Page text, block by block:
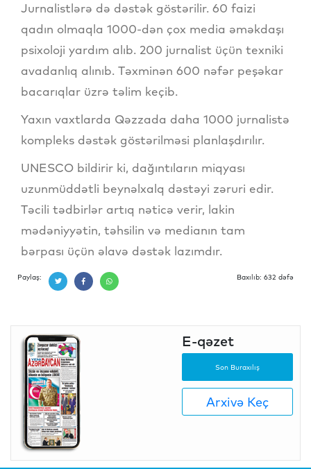
Jurnalistlərə də dəstək göstərilir. 60 faizi
qadın olmaqla 1000-dən çox media əməkdaşı
psixoloji yardım alıb. 200 jurnalist üçün texniki
avadanlıq alınıb. Təxminən 600 nəfər peşəkar
bacarıqlar üzrə təlim keçib.
Yaxın vaxtlarda Qəzzada daha 1000 jurnalistə
kompleks dəstək göstərilməsi planlaşdırılır.
UNESCO bildirir ki, dağıntıların miqyası
uzunmüddətli beynəlxalq dəstəyi zəruri edir.
Təcili tədbirlər artıq nəticə verir, lakin
mədəniyyətin, təhsilin və medianın tam
bərpası üçün əlavə dəstək lazımdır.
Paylaş: Baxılıb: 632 dəfə
E-qəzet
Son Buraxılış
Arxivə Keç